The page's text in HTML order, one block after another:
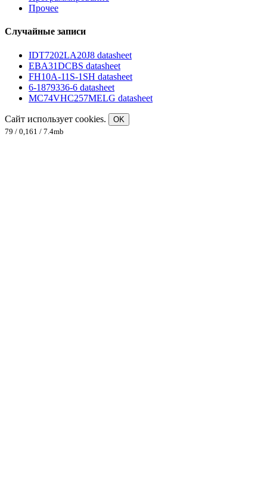
Прочее
Случайные записи
IDT7202LA20J8 datasheet
EBA31DCBS datasheet
FH10A-11S-1SH datasheet
6-1879336-6 datasheet
MC74VHC257MELG datasheet
Сайт использует cookies.
OK
79 / 0,161 / 7.4mb